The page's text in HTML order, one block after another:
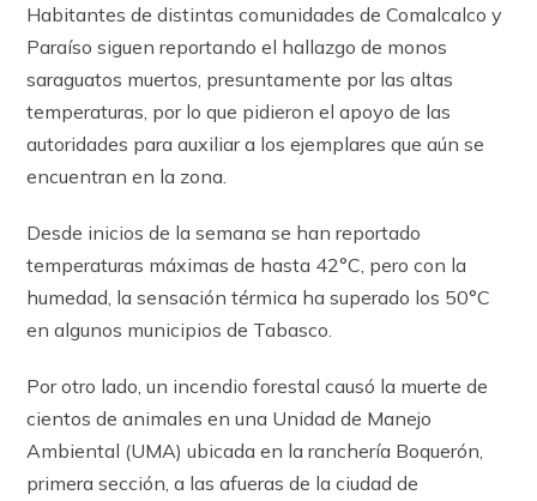
Habitantes de distintas comunidades de Comalcalco y
Paraíso siguen reportando el hallazgo de monos
saraguatos muertos, presuntamente por las altas
temperaturas, por lo que pidieron el apoyo de las
autoridades para auxiliar a los ejemplares que aún se
encuentran en la zona.
Desde inicios de la semana se han reportado
temperaturas máximas de hasta 42°C, pero con la
humedad, la sensación térmica ha superado los 50°C
en algunos municipios de Tabasco.
Por otro lado, un incendio forestal causó la muerte de
cientos de animales en una Unidad de Manejo
Ambiental (UMA) ubicada en la ranchería Boquerón,
primera sección, a las afueras de la ciudad de